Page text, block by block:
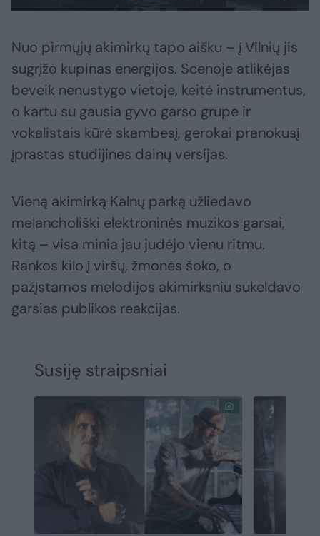
Nuo pirmųjų akimirkų tapo aišku – į Vilnių jis
sugrįžo kupinas energijos. Scenoje atlikėjas
beveik nenustygo vietoje, keitė instrumentus,
o kartu su gausia gyvo garso grupe ir
vokalistais kūrė skambesį, gerokai pranokusį
įprastas studijines dainų versijas.
Vieną akimirką Kalnų parką užliedavo
melancholiški elektroninės muzikos garsai,
kitą – visa minia jau judėjo vienu ritmu.
Rankos kilo į viršų, žmonės šoko, o
pažįstamos melodijos akimirksniu sukeldavo
garsias publikos reakcijas.
Susiję straipsniai